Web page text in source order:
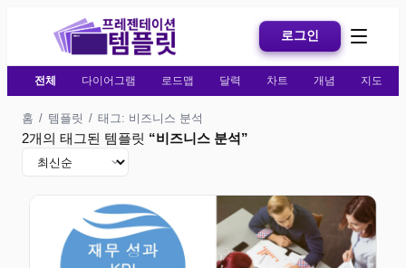
로그인
전체 다이어그램 로드맵 달력 차트 개념 지도
홈 / 템플릿 / 태그: 비즈니스 분석
2개의 태그된 템플릿 “비즈니스 분석”